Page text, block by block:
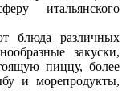
итальянского
блюда различных
закуски,
пиццу, более
и морепродукты,